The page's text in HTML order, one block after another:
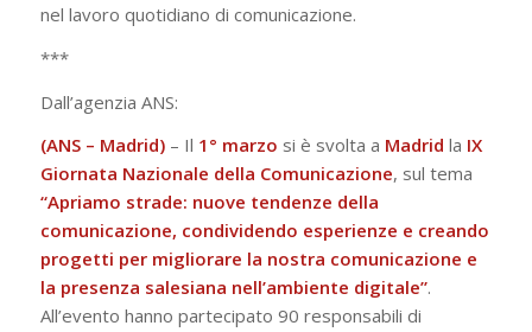
nel lavoro quotidiano di comunicazione.
***
Dall’agenzia ANS:
(ANS – Madrid)– Il 1° marzo si è svolta a Madrid la IX
Giornata Nazionale della Comunicazione, sul tema
“Apriamo strade: nuove tendenze della
comunicazione, condividendo esperienze e creando
progetti per migliorare la nostra comunicazione e
la presenza salesiana nell’ambiente digitale”.
All’evento hanno partecipato 90 responsabili di